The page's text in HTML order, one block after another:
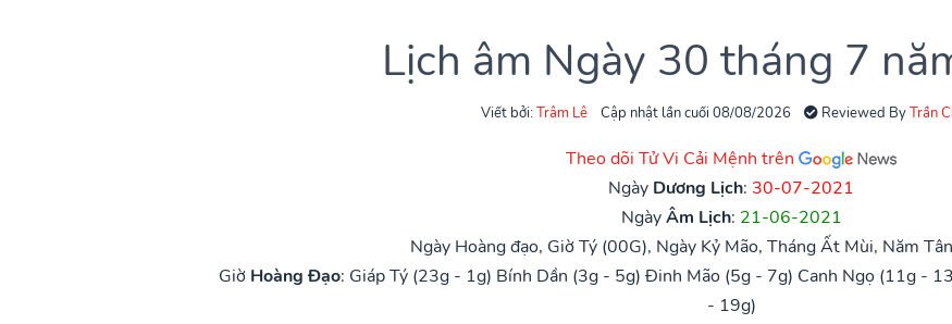
Lịch âm Ngày 30 tháng 7
Viết bởi: Trâm Lê Cập nhật lần cuối 08/08/2026 Reviewed ByTrần
Theo dõi Tử Vi Cải Mệnh trên
Ngày Dương Lịch: 30-07-2021
NgàyÂm Lịch: 21-06-2021
Ngày Hoàng đạo, Giờ Tý (00G), Ngày Kỷ Mão, Tháng Ất Mùi, Năm
Giờ Hoàng Đạo: Giáp Tý (23g - 1g) Bính Dần (3g - 5g) Đinh Mão (5g - 7g) Canh Ngọ (11g -
- 19g)